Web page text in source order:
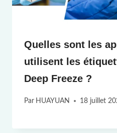
Quelles sont les
utilisent les
Deep Freeze ?
Par HUAYUAN 18 juillet